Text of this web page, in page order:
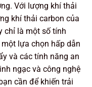
Với lượng khí thải
khí thải carbon của
chỉ là một số tính
lựa chọn hấp dẫn
và các tính năng an
ngạc và công nghệ
cần để khiến trải